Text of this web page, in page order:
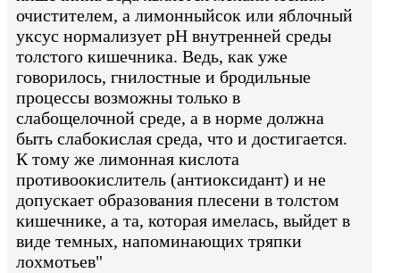
очистителем, а лимонныйсок или яблочный
уксус нормализует рН внутренней среды
толстого кишечника. Ведь, как уже
говорилось, гнилостные и бродильные
процессы возможны только в
слабощелочной среде, а в норме должна
быть слабокислая среда, что и достигается.
К тому же лимонная кислота
противоокислитель (антиоксидант) и не
допускает образования плесени в толстом
кишечнике, а та, которая имелась, выйдет в
виде темных, напоминающих тряпки
лохмотьев"